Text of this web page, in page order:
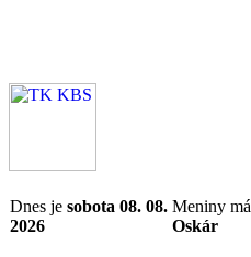
Dnes je sobota 08. 08.
2026
Meniny má
Oskár